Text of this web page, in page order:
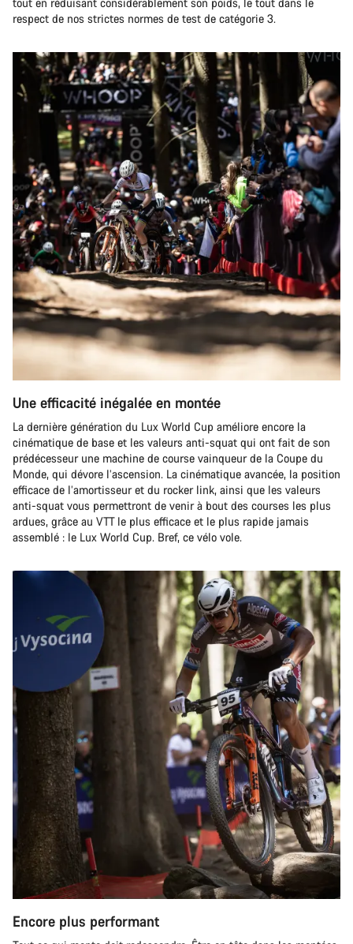
respect de nos strictes normes de test de catégorie 3.
Une efficacité inégalée en montée
La dernière génération du Lux World Cup améliore encore la
cinématique de base et les valeurs anti-squat qui ont fait de son
prédécesseur une machine de course vainqueur de la Coupe du
Monde, qui dévore l’ascension. La cinématique avancée, la position
efficace de l’amortisseur et du rocker link, ainsi que les valeurs
anti-squat vous permettront de venir à bout des courses les plus
ardues, grâce au VTT le plus efficace et le plus rapide jamais
assemblé : le Lux World Cup. Bref, ce vélo vole.
Encore plus performant